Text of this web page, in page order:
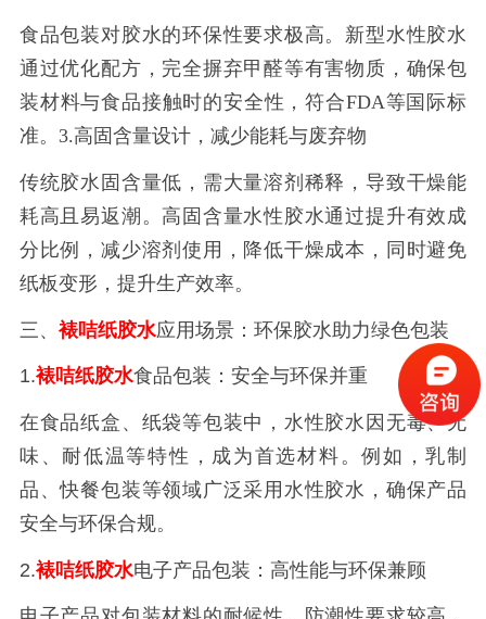
食品包装对胶水的环保性要求极高。新型水性胶水
通过优化配方，完全摒弃甲醛等有害物质，确保包
装材料与食品接触时的安全性，符合FDA等国际标
准。3.高固含量设计，减少能耗与废弃物
传统胶水固含量低，需大量溶剂稀释，导致干燥能
耗高且易返潮。高固含量水性胶水通过提升有效成
分比例，减少溶剂使用，降低干燥成本，同时避免
纸板变形，提升生产效率。
三、 裱咭纸胶水应用场景：环保胶水助力绿色包装
1.裱咭纸胶水食品包装：安全与环保并重
在食品纸盒、纸袋等包装中，水性胶水因无毒、无
味、耐低温等特性，成为首选材料。例如，乳制
品、快餐包装等领域广泛采用水性胶水，确保产品
安全与环保合规。
2.裱咭纸胶水电子产品包装：高性能与环保兼顾